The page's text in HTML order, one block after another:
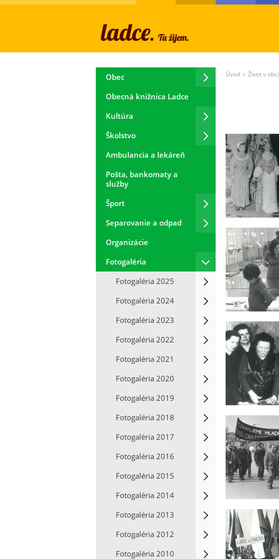
Obec
Obecná knižnica Ladce
Kultúra
Školstvo
Ambulancia a lekáreň
Pošta, bankomaty a
služby
Šport
Separovanie a odpad
Organizácie
Fotogaléria
Fotogaléria 2025
Fotogaléria 2024
Fotogaléria 2023
Fotogaléria 2022
Fotogaléria 2021
Fotogaléria 2020
Fotogaléria 2019
Fotogaléria 2018
Fotogaléria 2017
Fotogaléria 2016
Fotogaléria 2015
Fotogaléria 2014
Fotogaléria 2013
Fotogaléria 2012
Fotogaléria 2010
Úvod > Život v obci